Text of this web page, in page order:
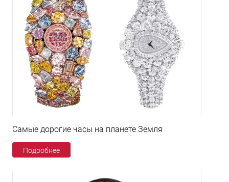
Самые дорогие часы на планете Земля
Подробнее